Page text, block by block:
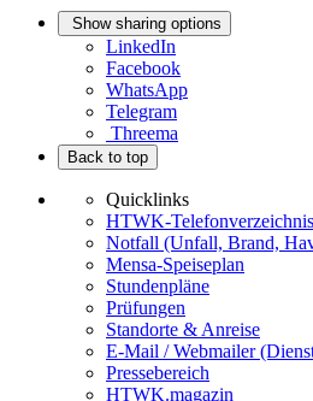
Show sharing options
LinkedIn
Facebook
WhatsApp
Telegram
Threema
Back to top
Quicklinks
HTWK-Telefonverzeichnis
Notfall (Unfall, Brand,
Mensa-Speiseplan
Stundenpläne
Prüfungen
Standorte & Anreise
E-Mail / Webmailer
Pressebereich
HTWK.magazin